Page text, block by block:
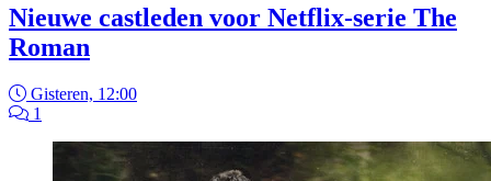
Nieuwe castleden voor Netflix-serie The
Roman
Gisteren, 12:00
1